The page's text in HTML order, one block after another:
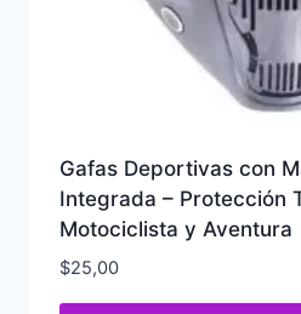
Gafas Deportivas con
Integrada – Protección
Motociclista y Aventura
$25,00